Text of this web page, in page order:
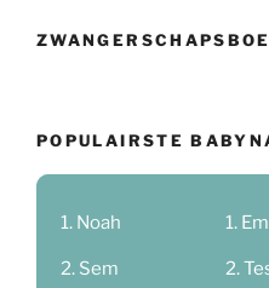
POPULAIRSTE
Noah
Sem